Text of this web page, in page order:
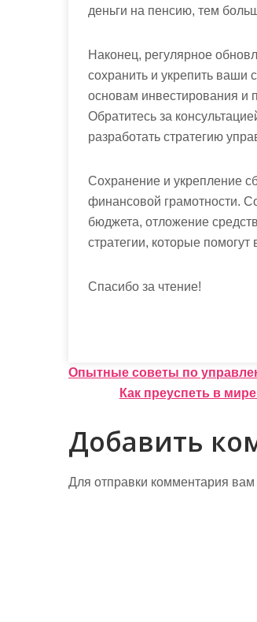
деньги на пенсию, тем
Наконец, регулярное
сохранить и укрепить ваши
основам инвестирования и
Обратитесь за
разработать стратегию
Сохранение и укрепление
финансовой грамотности.
бюджета, отложение
стратегии, которые
Спасибо за чтение!
Н
в
и
г
Опытные советы по
Как преуспеть в
Добавить
Для отправки комментария